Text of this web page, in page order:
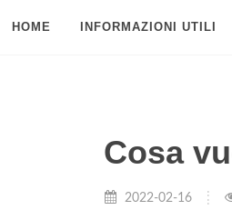
HOME INFORMAZIONI UTILI
Cosa
2022-02-16